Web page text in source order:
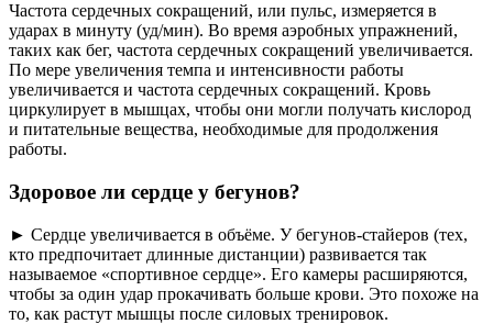
Частота сердечных сокращений, или пульс, измеряется в
ударах в минуту (уд/мин). Во время аэробных упражнений,
таких как бег, частота сердечных сокращений увеличивается.
По мере увеличения темпа и интенсивности работы
увеличивается и частота сердечных сокращений. Кровь
циркулирует в мышцах, чтобы они могли получать кислород
и питательные вещества, необходимые для продолжения
работы.
Здоровое ли сердце у бегунов?
► Сердце увеличивается в объёме. У бегунов-стайеров (тех,
кто предпочитает длинные дистанции) развивается так
называемое «спортивное сердце». Его камеры расширяются,
чтобы за один удар прокачивать больше крови. Это похоже на
то, как растут мышцы после силовых тренировок.